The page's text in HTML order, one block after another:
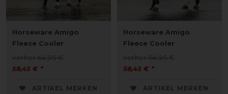
Horseware Amigo
Fleece Cooler
vorher 64,95 €
58,45 € *
ARTIKEL MERKEN
Horseware Amigo
Fleece Cooler
vorher 64,95 €
58,45 € *
ARTIKEL MERKEN